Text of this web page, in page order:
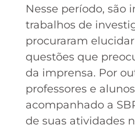
Nesse período, são
trabalhos de
procuraram
questões que
da imprensa. Por
professores e
acompanhado a
de suas atividades